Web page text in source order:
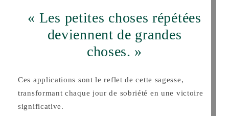
« Les petites choses répétées
deviennent de grandes
choses. »
Ces applications sont le reflet de cette sagesse,
transformant chaque jour de sobriété en une victoire
significative.